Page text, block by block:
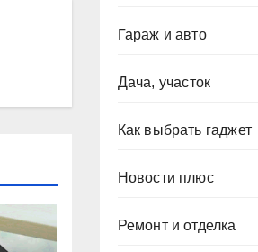
Гараж и авто
Дача, участок
Как выбрать гаджет
Новости плюс
Ремонт и отделка